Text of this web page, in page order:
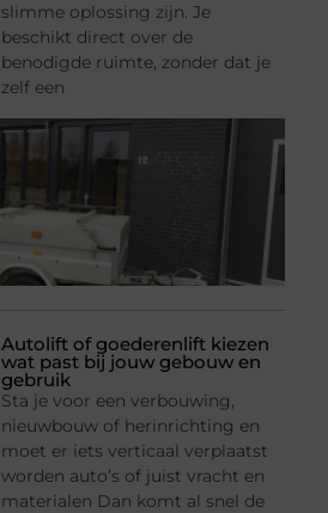
slimme oplossing zijn. Je
beschikt direct over de
benodigde ruimte, zonder dat je
zelf een
Autolift of goederenlift kiezen
wat past bij jouw gebouw en
gebruik
Sta je voor een verbouwing,
nieuwbouw of herinrichting en
moet er iets verticaal verplaatst
worden auto’s of juist vracht en
materialen Dan komt al snel de